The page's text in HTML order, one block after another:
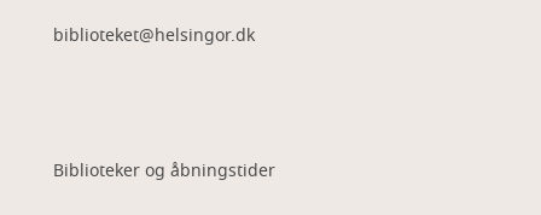
biblioteket@helsingor.dk
Biblioteker og åbningstider